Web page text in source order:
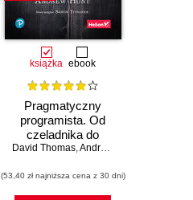
książka ebook
Pragmatyczny
programista. Od
czeladnika do
mistrza. Wydanie II
David Thomas,Andrew Hunt
(53,40 zł najniższa cena z 30 dni)